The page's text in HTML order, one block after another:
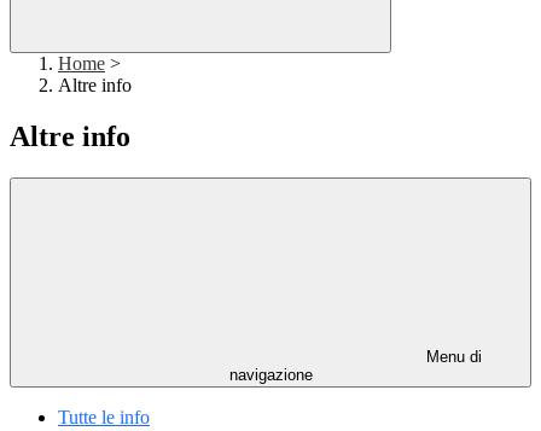
Home >
Altre info
Altre info
Menu di
navigazione
Tutte le info